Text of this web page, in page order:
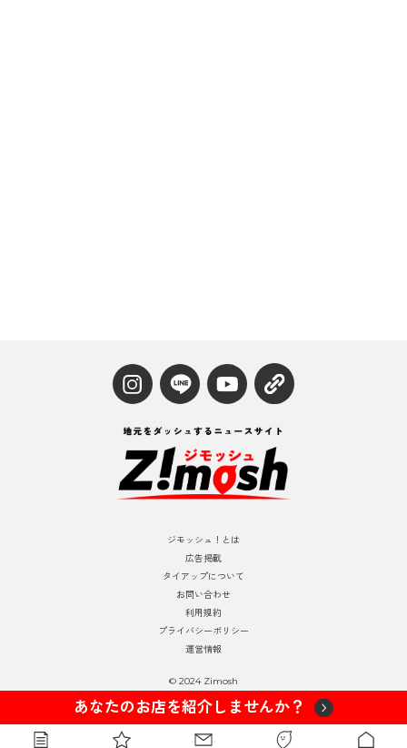
ジモッシュ！とは
広告掲載
タイアップについて
お問い合わせ
利用規約
プライバシーポリシー
運営情報
© 2024 Zimosh
あなたのお店を紹介しませんか？